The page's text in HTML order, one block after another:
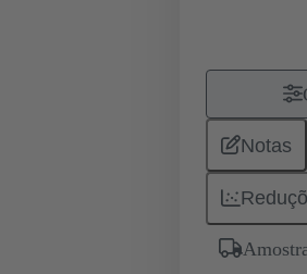
Notas